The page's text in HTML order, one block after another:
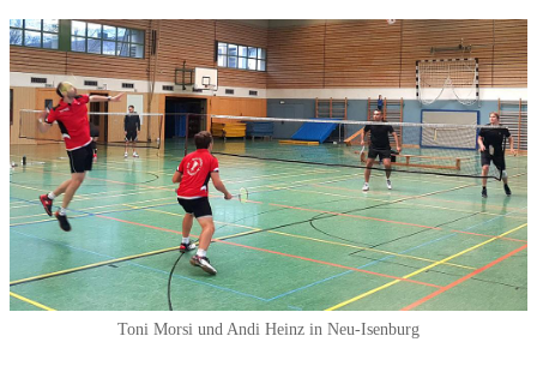
Toni Morsi und Andi Heinz in Neu-Isenburg